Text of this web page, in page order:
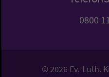
0800
© 2026 Ev.-Luth.